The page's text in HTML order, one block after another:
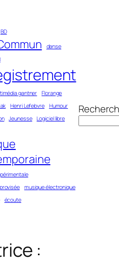
BD
danse
gantner
Florange
Henri Lefebvre
Humour
Jeunesse
Logiciel libre
musique électronique
écoute
: